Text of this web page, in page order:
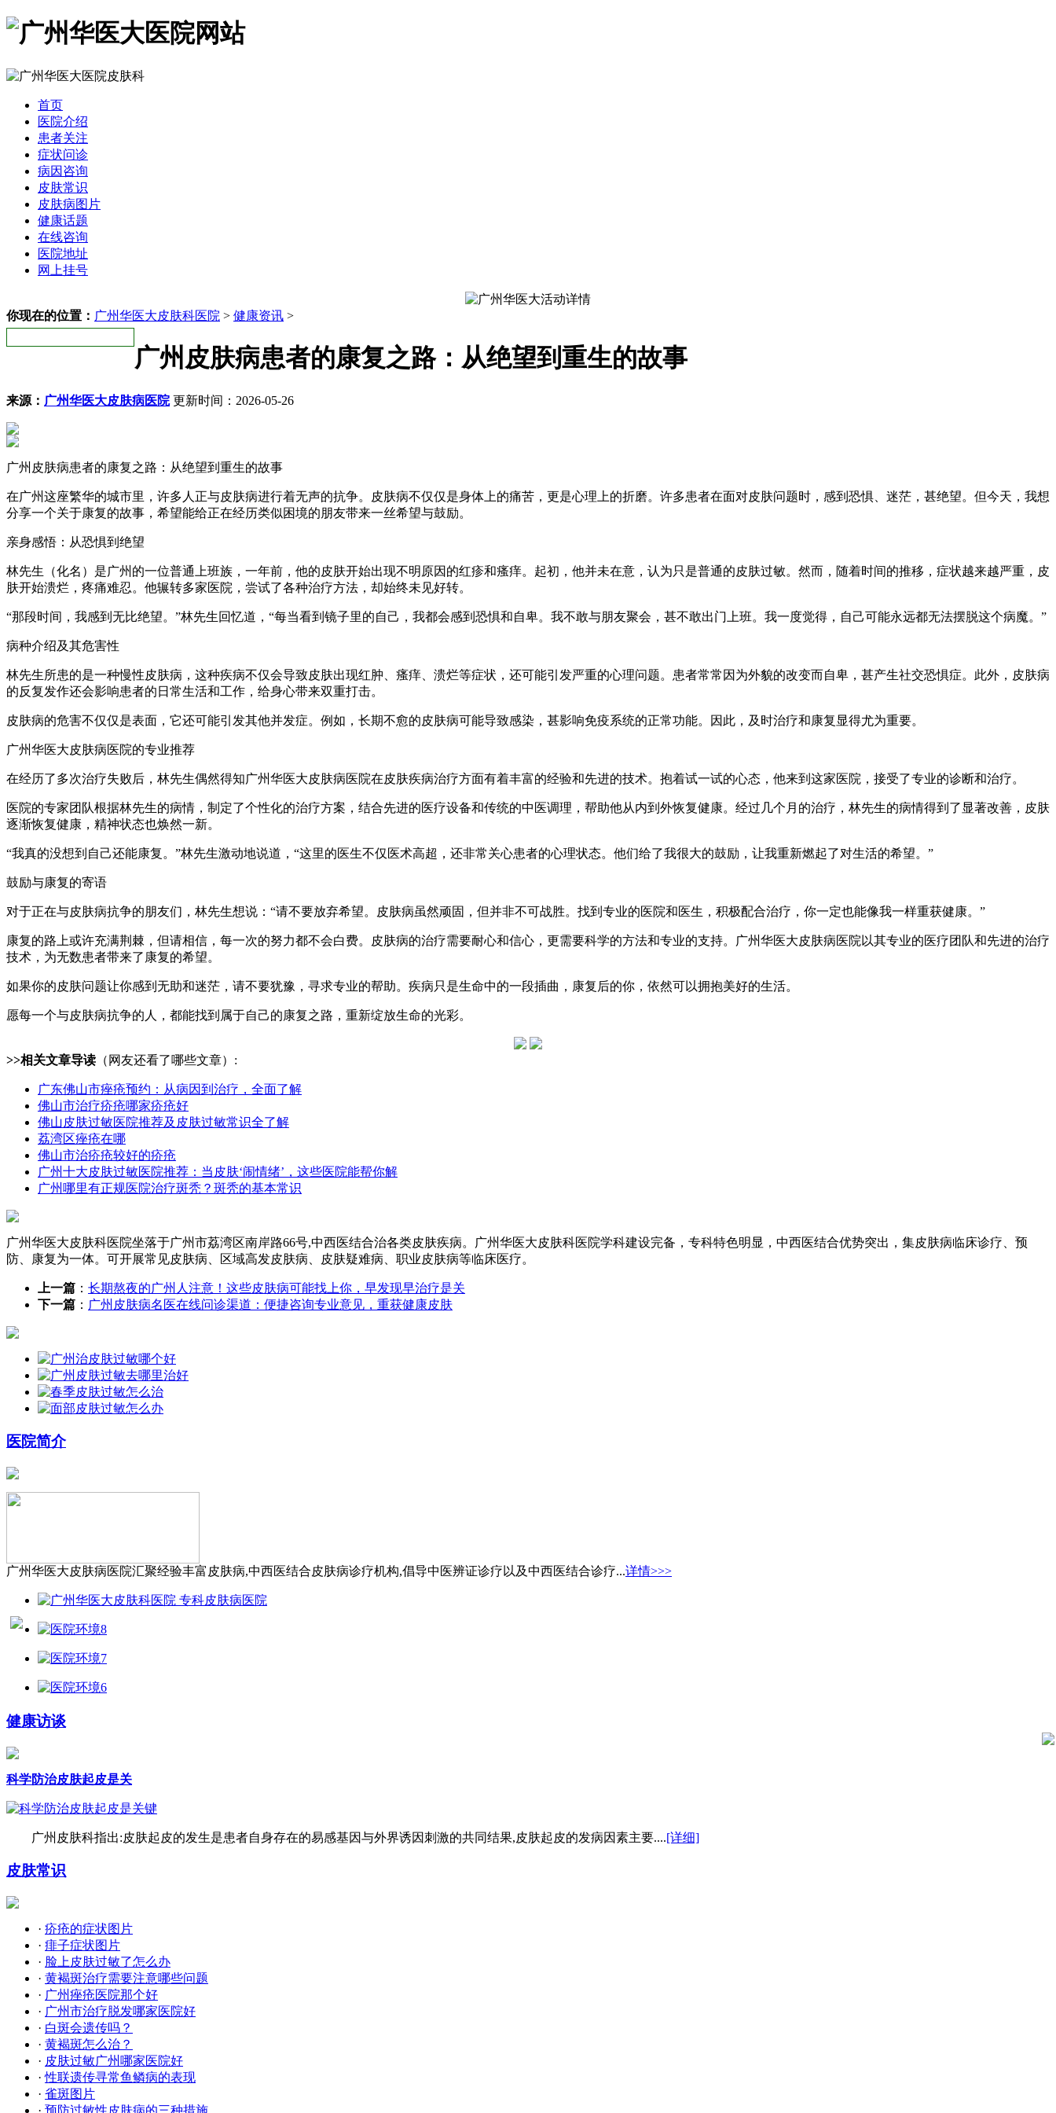
首页
医院介绍
患者关注
症状问诊
病因咨询
皮肤常识
皮肤病图片
健康话题
在线咨询
医院地址
网上挂号
你现在的位置： 广州华医大皮肤科医院 > 健康资讯 >
广州皮肤病患者的康复之路：从绝望到重生的故事
来源： 广州华医大皮肤病医院更新时间：2026-05-26
广州皮肤病患者的康复之路：从绝望到重生的故事
在广州这座繁华的城市里，许多人正与皮肤病进行着无声的抗争。皮肤病不仅仅是身体上的痛苦，更是心理上的折磨。许多患者在面对皮肤问题时，感到恐惧、迷茫，甚绝望。但今天，我想
分享一个关于康复的故事，希望能给正在经历类似困境的朋友带来一丝希望与鼓励。
亲身感悟：从恐惧到绝望
林先生（化名）是广州的一位普通上班族，一年前，他的皮肤开始出现不明原因的红疹和瘙痒。起初，他并未在意，认为只是普通的皮肤过敏。然而，随着时间的推移，症状越来越严重，皮
肤开始溃烂，疼痛难忍。他辗转多家医院，尝试了各种治疗方法，却始终未见好转。
“那段时间，我感到无比绝望。”林先生回忆道，“每当看到镜子里的自己，我都会感到恐惧和自卑。我不敢与朋友聚会，甚不敢出门上班。我一度觉得，自己可能永远都无法摆脱这个病魔。”
病种介绍及其危害性
林先生所患的是一种慢性皮肤病，这种疾病不仅会导致皮肤出现红肿、瘙痒、溃烂等症状，还可能引发严重的心理问题。患者常常因为外貌的改变而自卑，甚产生社交恐惧症。此外，皮肤病
的反复发作还会影响患者的日常生活和工作，给身心带来双重打击。
皮肤病的危害不仅仅是表面，它还可能引发其他并发症。例如，长期不愈的皮肤病可能导致感染，甚影响免疫系统的正常功能。因此，及时治疗和康复显得尤为重要。
广州华医大皮肤病医院的专业推荐
在经历了多次治疗失败后，林先生偶然得知广州华医大皮肤病医院在皮肤疾病治疗方面有着丰富的经验和先进的技术。抱着试一试的心态，他来到这家医院，接受了专业的诊断和治疗。
医院的专家团队根据林先生的病情，制定了个性化的治疗方案，结合先进的医疗设备和传统的中医调理，帮助他从内到外恢复健康。经过几个月的治疗，林先生的病情得到了显著改善，皮肤
逐渐恢复健康，精神状态也焕然一新。
“我真的没想到自己还能康复。”林先生激动地说道，“这里的医生不仅医术高超，还非常关心患者的心理状态。他们给了我很大的鼓励，让我重新燃起了对生活的希望。”
鼓励与康复的寄语
对于正在与皮肤病抗争的朋友们，林先生想说：“请不要放弃希望。皮肤病虽然顽固，但并非不可战胜。找到专业的医院和医生，积极配合治疗，你一定也能像我一样重获健康。”
康复的路上或许充满荆棘，但请相信，每一次的努力都不会白费。皮肤病的治疗需要耐心和信心，更需要科学的方法和专业的支持。广州华医大皮肤病医院以其专业的医疗团队和先进的治疗
技术，为无数患者带来了康复的希望。
如果你的皮肤问题让你感到无助和迷茫，请不要犹豫，寻求专业的帮助。疾病只是生命中的一段插曲，康复后的你，依然可以拥抱美好的生活。
愿每一个与皮肤病抗争的人，都能找到属于自己的康复之路，重新绽放生命的光彩。
>>相关文章导读 （网友还看了哪些文章）:
广东佛山市痤疮预约：从病因到治疗，全面了解
佛山市治疗疥疮哪家疥疮好
佛山皮肤过敏医院推荐及皮肤过敏常识全了解
荔湾区痤疮在哪
佛山市治疥疮较好的疥疮
广州十大皮肤过敏医院推荐：当皮肤‘闹情绪’，这些医院能帮你解
广州哪里有正规医院治疗斑秃？斑秃的基本常识
广州华医大皮肤科医院坐落于广州市荔湾区南岸路66号,中西医结合治各类皮肤疾病。广州华医大皮肤科医院学科建设完备，专科特色明显，中西医结合优势突出，集皮肤病临床诊疗、预
防、康复为一体。可开展常见皮肤病、区域高发皮肤病、皮肤疑难病、职业皮肤病等临床医疗。
上一篇 ： 长期熬夜的广州人注意！这些皮肤病可能找上你，早发现早治疗是关
下一篇 ： 广州皮肤病名医在线问诊渠道：便捷咨询专业意见，重获健康皮肤
医院简介
广州华医大皮肤病医院汇聚经验丰富皮肤病,中西医结合皮肤病诊疗机构,倡导中医辨证诊疗以及中西医结合诊疗...详情>>>
健康访谈
科学防治皮肤起皮是关
广州皮肤科指出:皮肤起皮的发生是患者自身存在的易感基因与外界诱因刺激的共同结果,皮肤起皮的发病因素主要....[详细]
皮肤常识
· 疥疮的症状图片
· 痱子症状图片
· 脸上皮肤过敏了怎么办
· 黄褐斑治疗需要注意哪些问题
· 广州痤疮医院那个好
· 广州市治疗脱发哪家医院好
· 白斑会遗传吗？
· 黄褐斑怎么治？
· 皮肤过敏广州哪家医院好
·性联遗传寻常鱼鳞病的表现
· 雀斑图片
· 预防过敏性皮肤病的三种措施